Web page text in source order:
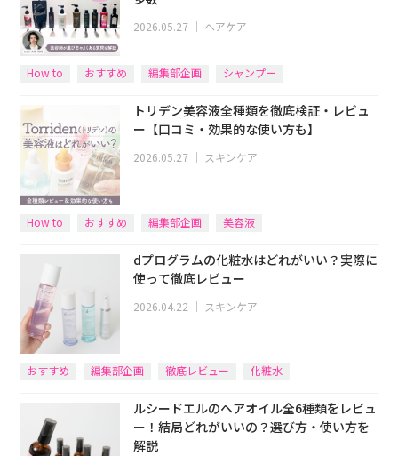
2026.05.27 ｜ ヘアケア
How to おすすめ 編集部企画 シャンプー
トリデン美容液全種類を徹底検証・レビュ
ー【口コミ・効果的な使い方も】
2026.05.27 ｜ スキンケア
How to おすすめ 編集部企画 美容液
dプログラムの化粧水はどれがいい？実際に
使って徹底レビュー
2026.04.22 ｜ スキンケア
おすすめ 編集部企画 徹底レビュー 化粧水
ルシードエルのヘアオイル全6種類をレビュ
ー！結局どれがいいの？選び方・使い方を
解説